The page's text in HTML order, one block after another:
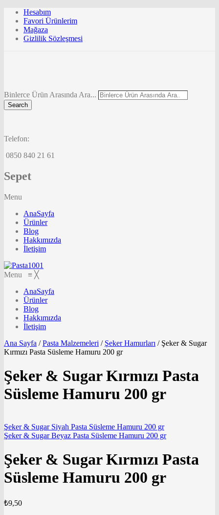
Hesabım
Favori Ürünlerim
Mağaza
Gizlilik Sözleşmesi
Binlerce Ürün Arasında Ara...
Search
Telefon:
0850 840 21 61
Sepet
Menu
AnaSayfa
Ürünler
Blog
Hakkımızda
İletişim
Menu ≡ ╳
AnaSayfa
Ürünler
Blog
Hakkımızda
İletişim
Ana Sayfa / Pasta Malzemeleri / Şeker Hamurları /Şeker & Sugar
Kırmızı Pasta Süsleme Hamuru 200 gr
Şeker & Sugar Kırmızı Pasta
Süsleme Hamuru 200 gr
Şeker & Sugar Siyah Pasta Süsleme Hamuru 200 gr
Şeker & Sugar Beyaz Pasta Süsleme Hamuru 200 gr
Şeker & Sugar Kırmızı Pasta
Süsleme Hamuru 200 gr
₺9,50